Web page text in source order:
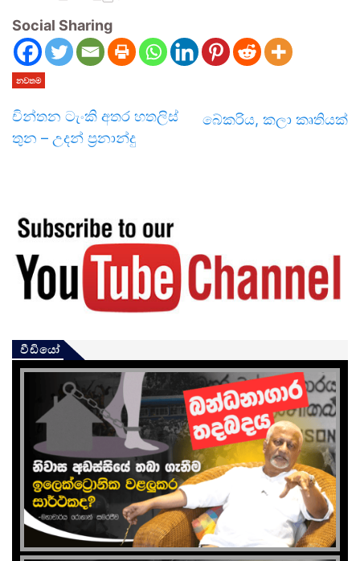
Social Sharing
නවතම
චින්තන ටැංකි අතර හතලිස්
තුන – උදන් ප්‍රනාන්දු
බේකරිය, කලා කෘතියක්
වීඩියෝ